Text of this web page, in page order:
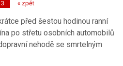
« zpět
před šestou hodinou ranní
po střetu osobních automobilů
nehodě se smrtelným